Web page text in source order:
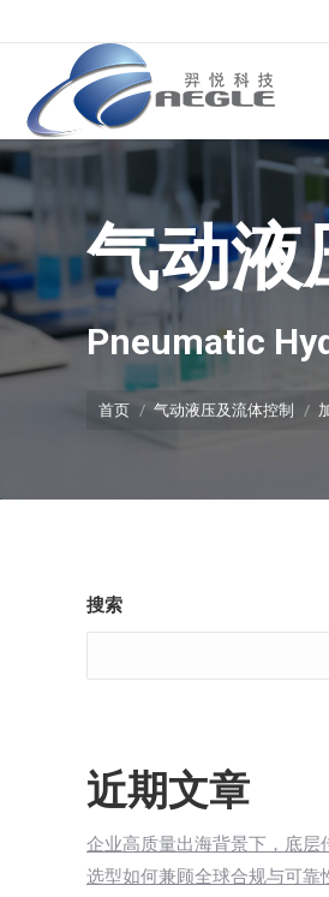
气动液
Pneumatic
你在这里：
首页 气动液压及流体控制
搜索
近期文章
企业高质量出海背景下，底层
选型如何兼顾全球合规与可靠